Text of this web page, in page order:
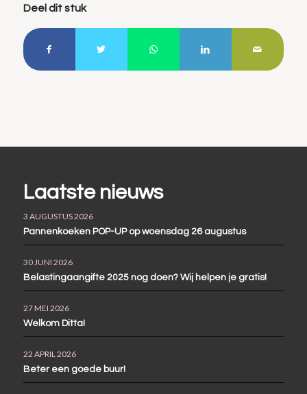
Deel dit stuk
Laatste nieuws
3 AUGUSTUS 2026
Pannenkoeken POP-UP op woensdag 26 augustus
30 JUNI 2026
Belastingaangifte 2025 nog doen? Wij helpen je gratis!
27 MEI 2026
Welkom Ditta!
22 APRIL 2026
Beter een goede buur!